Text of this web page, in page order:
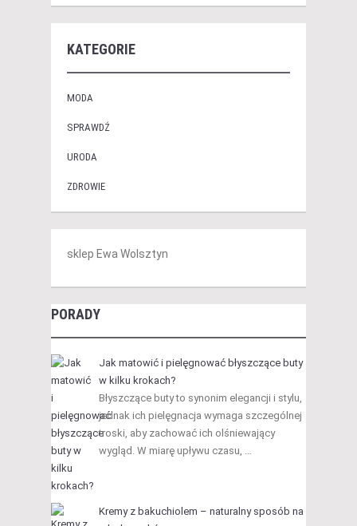
KATEGORIE
MODA
SPRAWDŹ
URODA
ZDROWIE
sklep Ewa Wolsztyn
PORADY
Jak matowić i pielęgnować błyszczące buty
w kilku krokach?
Błyszczące buty to synonim elegancji i stylu,
jednak ich pielęgnacja wymaga szczególnej
troski, aby zachować ich olśniewający
wygląd. W miarę upływu czasu, …
Kremy z bakuchiolem – naturalny sposób na